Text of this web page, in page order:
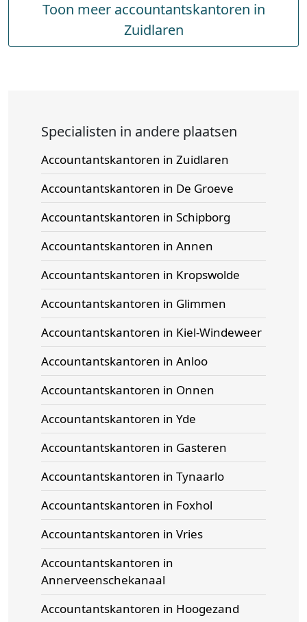
Toon meer accountantskantoren in
Zuidlaren
Specialisten in andere plaatsen
Accountantskantoren in Zuidlaren
Accountantskantoren in De Groeve
Accountantskantoren in Schipborg
Accountantskantoren in Annen
Accountantskantoren in Kropswolde
Accountantskantoren in Glimmen
Accountantskantoren in Kiel-Windeweer
Accountantskantoren in Anloo
Accountantskantoren in Onnen
Accountantskantoren in Yde
Accountantskantoren in Gasteren
Accountantskantoren in Tynaarlo
Accountantskantoren in Foxhol
Accountantskantoren in Vries
Accountantskantoren in
Annerveenschekanaal
Accountantskantoren in Hoogezand